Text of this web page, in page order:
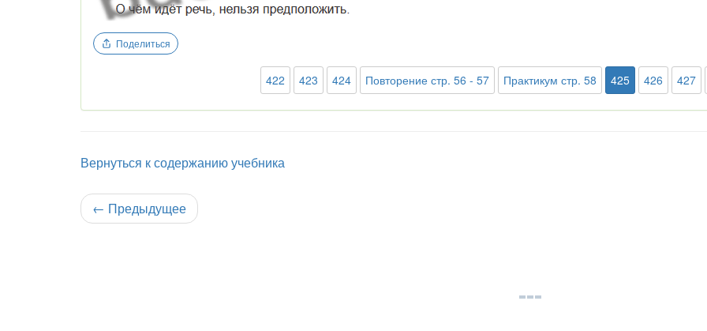
Поделиться
422 423 424 Повторение стр. 56 - 57 Практикум стр. 58 425 426 427
Вернуться к содержанию учебника
← Предыдущее